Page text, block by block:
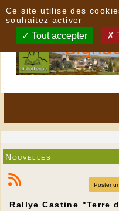
Nouvelles
Poster
Rallye Castine "Terre
Ce site utilise des
souhaitez activer
Tout accepter